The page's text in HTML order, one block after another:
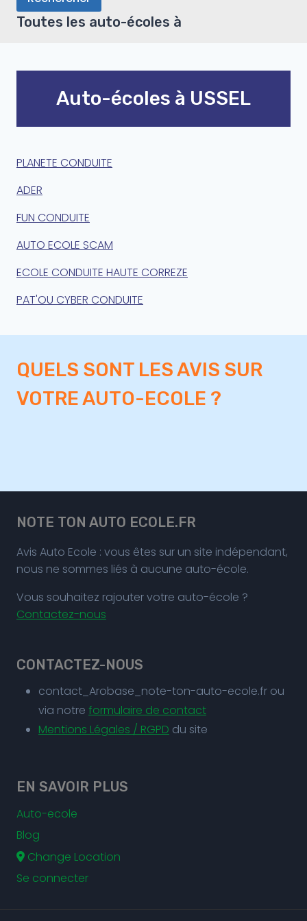
Toutes les auto-écoles à
Auto-écoles à USSEL
PLANETE CONDUITE
ADER
FUN CONDUITE
AUTO ECOLE SCAM
ECOLE CONDUITE HAUTE CORREZE
PAT'OU CYBER CONDUITE
QUELS SONT LES AVIS SUR
VOTRE AUTO-ECOLE ?
NOTE TON AUTO ECOLE.FR
Avis Auto Ecole : vous êtes sur un site indépendant,
nous ne sommes liés à aucune auto-école.
Vous souhaitez rajouter votre auto-école ?
Contactez-nous
CONTACTEZ-NOUS
contact_Arobase_note-ton-auto-ecole.fr ou
via notre formulaire de contact
Mentions Légales / RGPD du site
EN SAVOIR PLUS
Auto-ecole
Blog
Change Location
Se connecter